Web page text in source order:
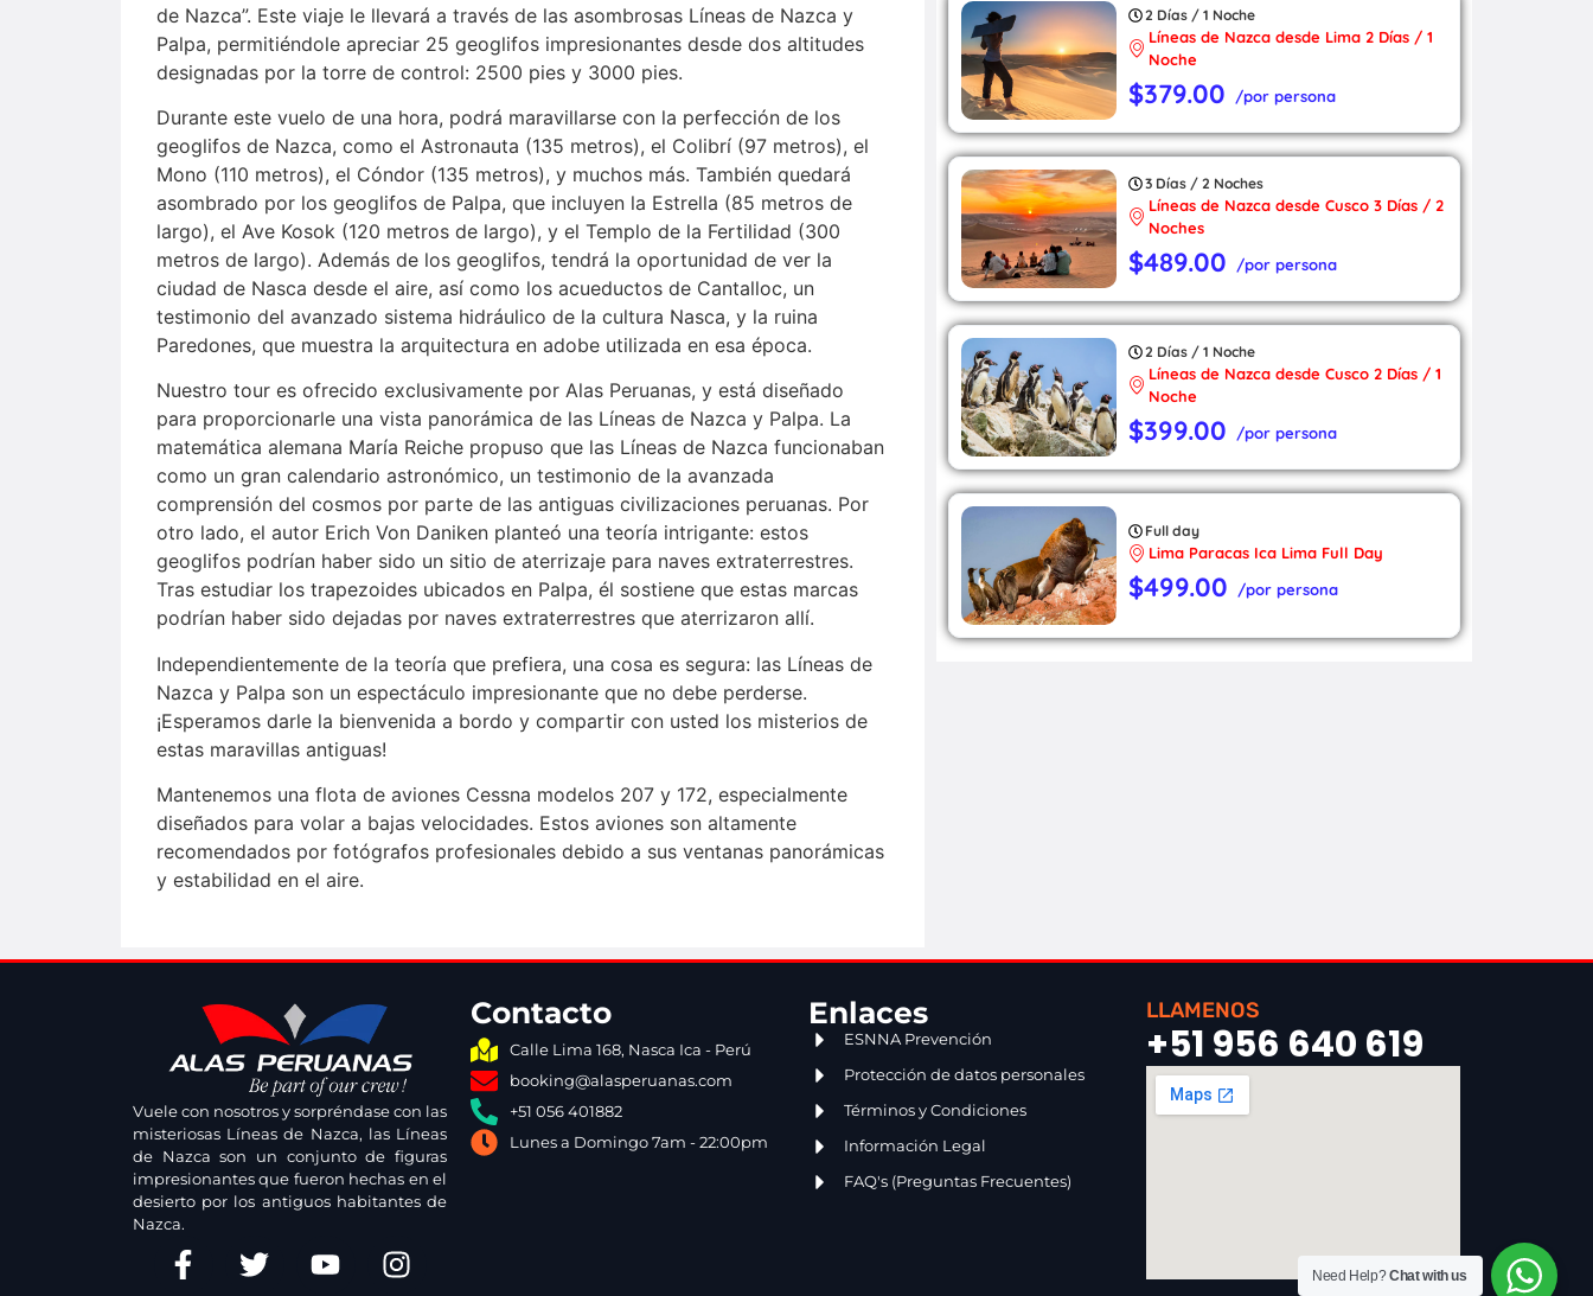
de Nazca”. Este viaje le llevará a través de las asombrosas Líneas de Nazca y
Palpa, permitiéndole apreciar 25 geoglifos impresionantes desde dos altitudes
designadas por la torre de control: 2500 pies y 3000 pies.
Durante este vuelo de una hora, podrá maravillarse con la perfección de los
geoglifos de Nazca, como el Astronauta (135 metros), el Colibrí (97 metros), el
Mono (110 metros), el Cóndor (135 metros), y muchos más. También quedará
asombrado por los geoglifos de Palpa, que incluyen la Estrella (85 metros de
largo), el Ave Kosok (120 metros de largo), y el Templo de la Fertilidad (300
metros de largo). Además de los geoglifos, tendrá la oportunidad de ver la
ciudad de Nasca desde el aire, así como los acueductos de Cantalloc, un
testimonio del avanzado sistema hidráulico de la cultura Nasca, y la ruina
Paredones, que muestra la arquitectura en adobe utilizada en esa época.
Nuestro tour es ofrecido exclusivamente por Alas Peruanas, y está diseñado
para proporcionarle una vista panorámica de las Líneas de Nazca y Palpa. La
matemática alemana María Reiche propuso que las Líneas de Nazca funcionaban
como un gran calendario astronómico, un testimonio de la avanzada
comprensión del cosmos por parte de las antiguas civilizaciones peruanas. Por
otro lado, el autor Erich Von Daniken planteó una teoría intrigante: estos
geoglifos podrían haber sido un sitio de aterrizaje para naves extraterrestres.
Tras estudiar los trapezoides ubicados en Palpa, él sostiene que estas marcas
podrían haber sido dejadas por naves extraterrestres que aterrizaron allí.
Independientemente de la teoría que prefiera, una cosa es segura: las Líneas de
Nazca y Palpa son un espectáculo impresionante que no debe perderse.
¡Esperamos darle la bienvenida a bordo y compartir con usted los misterios de
estas maravillas antiguas!
Mantenemos una flota de aviones Cessna modelos 207 y 172, especialmente
diseñados para volar a bajas velocidades. Estos aviones son altamente
recomendados por fotógrafos profesionales debido a sus ventanas panorámicas
y estabilidad en el aire.
2 Días / 1 Noche
Líneas de Nazca desde Lima 2 Días / 1
Noche
$379.00 /por persona
3 Días / 2 Noches
Líneas de Nazca desde Cusco 3 Días / 2
Noches
$489.00 /por persona
2 Días / 1 Noche
Líneas de Nazca desde Cusco 2 Días / 1
Noche
$399.00 /por persona
Full day
Lima Paracas Ica Lima Full Day
$499.00 /por persona
Vuele con nosotros y sorpréndase con las
misteriosas Líneas de Nazca, las Líneas
de Nazca son un conjunto de figuras
impresionantes que fueron hechas en el
desierto por los antiguos habitantes de
Nazca.
Contacto
Calle Lima 168, Nasca Ica - Perú
booking@alasperuanas.com
+51 056 401882
Lunes a Domingo 7am - 22:00pm
Enlaces
ESNNA Prevención
Protección de datos personales
Términos y Condiciones
Información Legal
FAQ's (Preguntas Frecuentes)
LLAMENOS
+51 956 640 619
Need Help?Chat with us